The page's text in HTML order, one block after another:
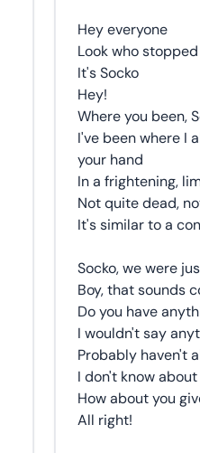
Hey everyone
Look who
It's Socko
Hey!
Where you been,
I've been where I
your hand
In a frightening,
Not quite dead,
It's similar to a
Socko, we were
Boy, that sounds
Do you have
I wouldn't say
Probably haven't
I don't know
How about you
All right!